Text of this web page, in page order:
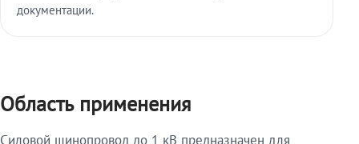
документации.
Область применения
Силовой шинопровод до 1 кВ предназначен для